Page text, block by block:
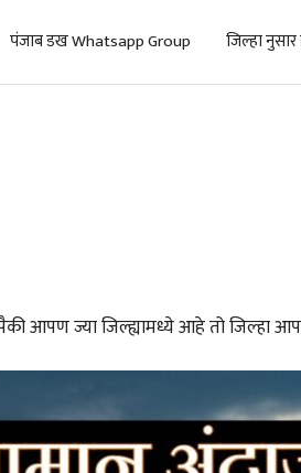
पंजाब डख Whatsapp Group जिल्हा
आपण ज्या जिल्ह्यामध्ये आहे तो जिल्हा